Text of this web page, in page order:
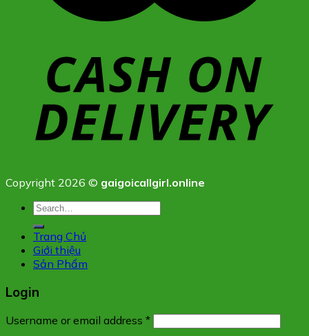
Copyright 2026 © gaigoicallgirl.online
Search
Trang Chủ
Giới thiệu
Sản Phẩm
Login
Username or email address *